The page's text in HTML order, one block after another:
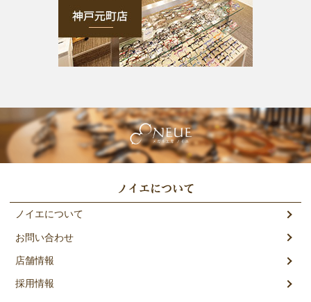
ノイエについて
ノイエについて
お問い合わせ
店舗情報
採用情報